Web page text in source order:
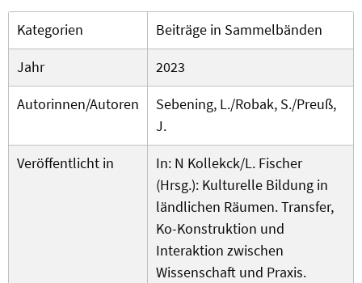
Kategorien
Beiträge in Sammelbänden
Jahr
2023
Autorinnen/Autoren
Sebening, L./Robak, S./Preuß,
J.
Veröffentlicht in
In: N Kollekck/L. Fischer
(Hrsg.): Kulturelle Bildung in
ländlichen Räumen. Transfer,
Ko-Konstruktion und
Interaktion zwischen
Wissenschaft und Praxis.